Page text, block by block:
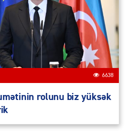
6638
rolunu biz yüksək